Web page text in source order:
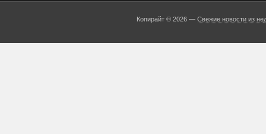
Копирайт © 2026 —Свежие новости из